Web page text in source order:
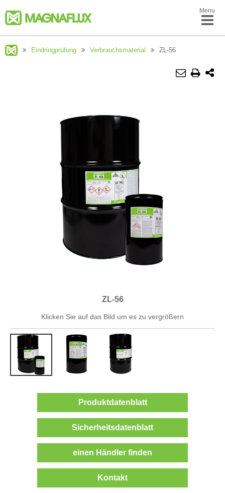
Menu
Eindringprüfung Verbrauchsmaterial ZL-56
ZL-56
Klicken Sie auf das Bild um es zu vergrößern
Produktdatenblatt
Sicherheitsdatenblatt
einen Händler finden
Kontakt